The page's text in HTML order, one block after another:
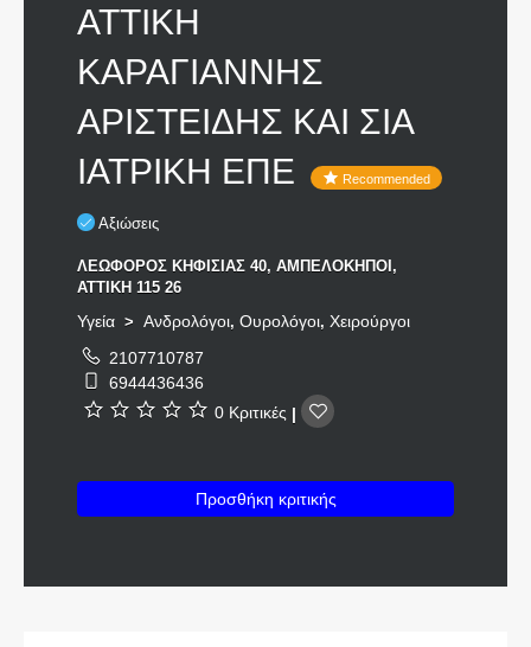
ΑΤΤΙΚΗ
ΚΑΡΑΓΙΑΝΝΗΣ
ΑΡΙΣΤΕΙΔΗΣ ΚΑΙ ΣΙΑ
ΙΑΤΡΙΚΗ ΕΠΕ
Recommended
Αξιώσεις
ΛΕΩΦΟΡΟΣ ΚΗΦΙΣΙΑΣ 40, ΑΜΠΕΛΟΚΗΠΟΙ,
ΑΤΤΙΚΗ 115 26
Υγεία > Ανδρολόγοι, Ουρολόγοι, Χειρούργοι
2107710787
6944436436
0 Κριτικές |
Προσθήκη κριτικής